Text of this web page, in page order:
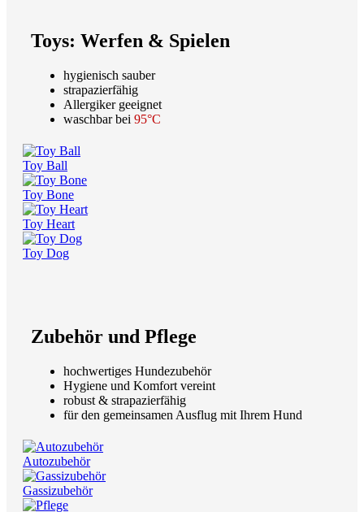
Toys: Werfen & Spielen
hygienisch sauber
strapazierfähig
Allergiker geeignet
waschbar bei 95°C
Toy Ball
Toy Bone
Toy Heart
Toy Dog
Zubehör und Pflege
hochwertiges Hundezubehör
Hygiene und Komfort vereint
robust & strapazierfähig
für den gemeinsamen Ausflug mit Ihrem Hund
Autozubehör
Gassizubehör